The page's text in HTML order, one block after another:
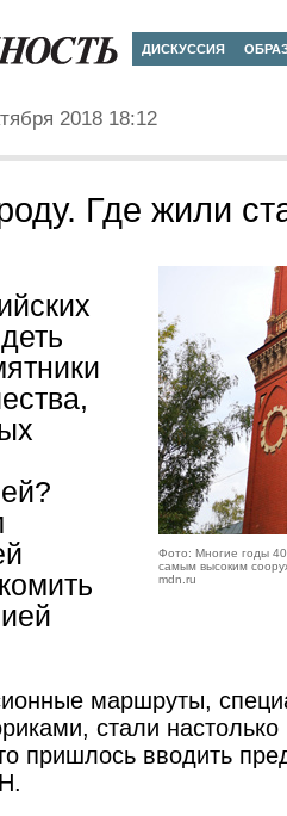
ДИСКУССИЯ
2018 18:12
Где жили
Фото: Многие годы
самым высоким
mdn.ru
маршруты,
стали
пришлось вводить